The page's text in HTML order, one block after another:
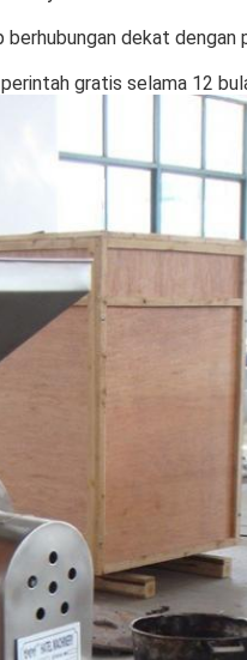
dekat
gratis selama 12